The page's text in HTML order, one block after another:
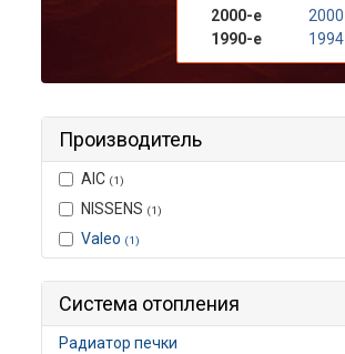
2000-е 2000
1990-е
1994
Производитель
AIC (1)
NISSENS (1)
Valeo (1)
Система отопления
Радиатор печки